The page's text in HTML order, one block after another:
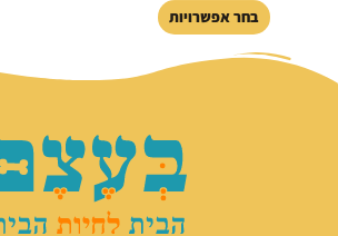
בחר אפשרויות